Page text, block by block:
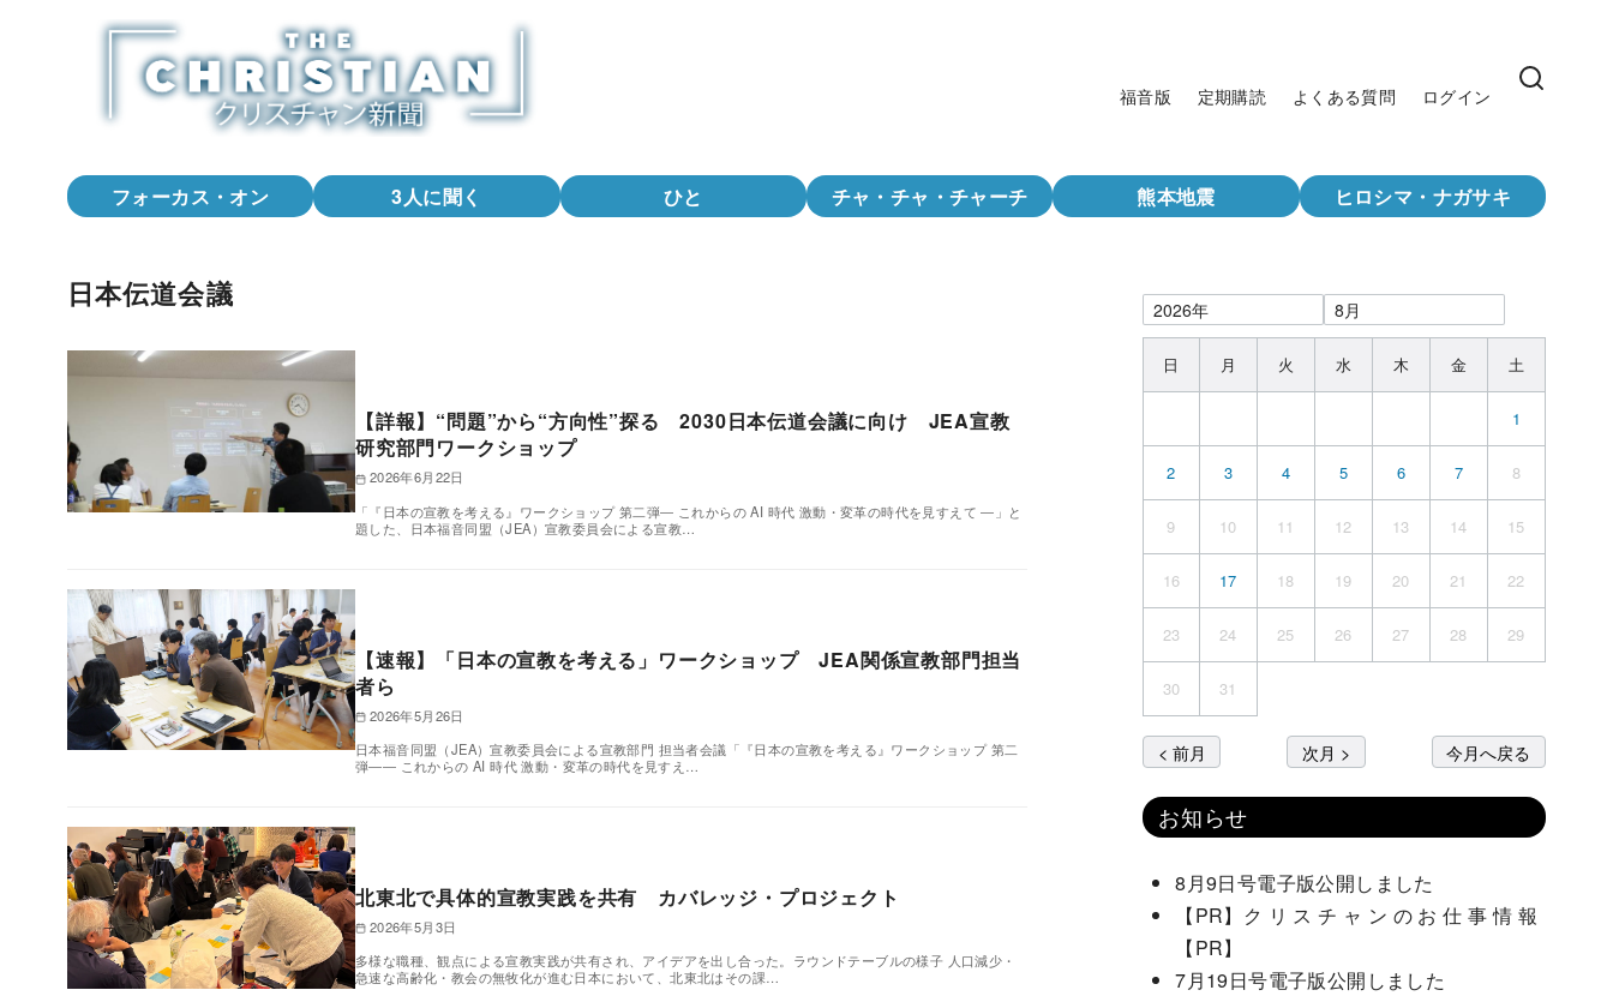
福音版 定期購読 よくある質問 ログイン
フォーカス・オン 3人に聞く ひと チャ・チャ・チャーチ 熊本地震 ヒロシマ・ナガサキ
日本伝道会議
【詳報】“問題”から“方向性”探る 2030日本伝道会議に向け JEA宣教
研究部門ワークショップ
2026年6月22日
「『日本の宣教を考える』ワークショップ 第二弾― これからの AI 時代 激動・変革の時代を見すえて ―」と
題した、日本福音同盟（JEA）宣教委員会による宣教…
【速報】「日本の宣教を考える」ワークショップ JEA関係宣教部門担当
者ら
2026年5月26日
日本福音同盟（JEA）宣教委員会による宣教部門 担当者会議「『日本の宣教を考える』ワークショップ 第二
弾―― これからの AI 時代 激動・変革の時代を見すえ…
北東北で具体的宣教実践を共有 カバレッジ・プロジェクト
2026年5月3日
多様な職種、観点による宣教実践が共有され、アイデアを出し合った。ラウンドテーブルの様子 人口減少・
急速な高齢化・教会の無牧化が進む日本において、北東北はその課…
日 月 火 水 木 金 土
1
2 3 4 5 6 7 8
9 10 11 12 13 14 15
16 17 18 19 20 21 22
23 24 25 26 27 28 29
30 31
< 前月 次月 > 今月へ戻る
お知らせ
8月9日号電子版公開しました
【PR】ク リ ス チ ャ ン の お 仕 事 情 報
【PR】
7月19日号電子版公開しました